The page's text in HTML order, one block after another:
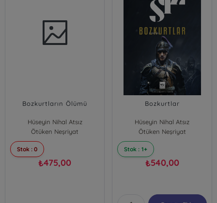
Bozkurtların Ölümü
Hüseyin Nihal Atsız
Ötüken Neşriyat
Stok : 0
₺475,00
Bozkurtlar
Hüseyin Nihal Atsız
Ötüken Neşriyat
Stok : 1+
₺540,00